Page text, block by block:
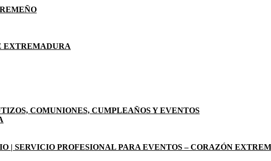
EXTREMADURA
COMUNIONES, CUMPLEAÑOS Y EVENTOS
| SERVICIO PROFESIONAL PARA EVENTOS – CORAZÓN